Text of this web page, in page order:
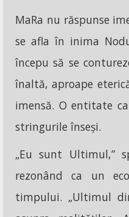
MaRa nu răspunse
se afla în inima
începu să se
înaltă, aproape
imensă. O entitate
stringurile înseși.
„Eu sunt Ultimul,”
rezonând ca un
timpului. „Ultimul